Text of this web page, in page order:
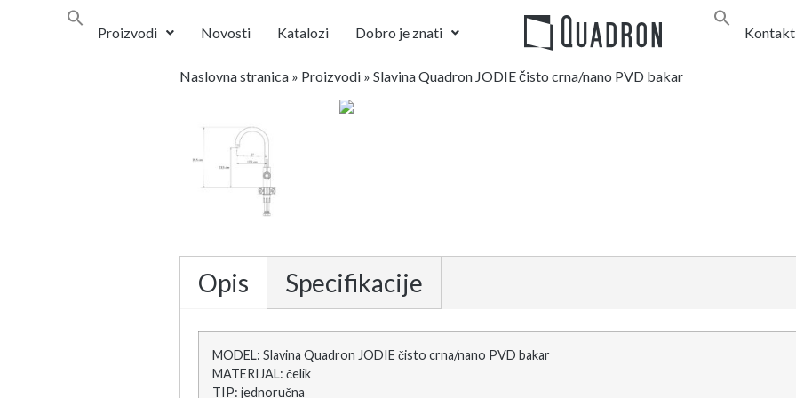
Proizvodi Novosti Katalozi Dobro je znati Kontakt
Naslovna stranica» Proizvodi» Slavina Quadron JODIE čisto crna/nano PVD bakar
Opis Specifikacije
MODEL: Slavina Quadron JODIE čisto crna/nano PVD bakar
MATERIJAL: čelik
TIP: jednoručna